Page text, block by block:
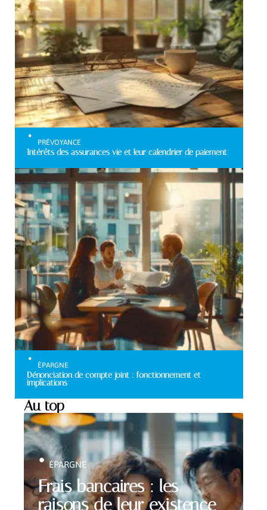
PRÉVOYANCE
Intérêts des assurances vie et leur calendrier de paiement
ÉPARGNE
Dénonciation de compte joint : fonctionnement et
implications
Au top
Frais bancaires : les
raisons de leur existence
ÉPARGNE